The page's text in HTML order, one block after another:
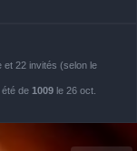
et 22 invités (selon le
été de 1009 le 26 oct.